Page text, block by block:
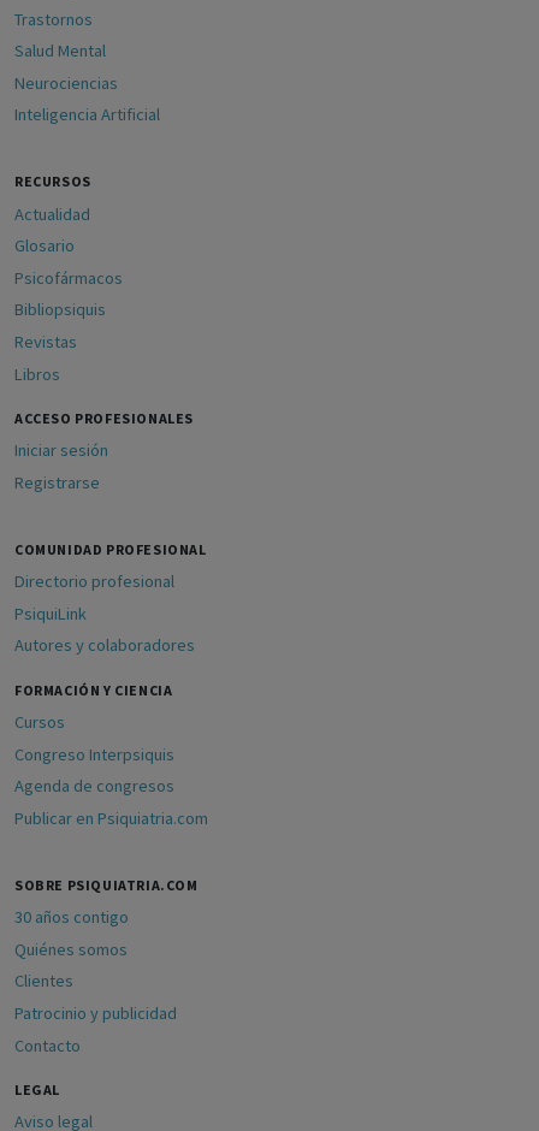
Trastornos
Salud Mental
Neurociencias
Inteligencia Artificial
RECURSOS
Actualidad
Glosario
Psicofármacos
Bibliopsiquis
Revistas
Libros
ACCESO PROFESIONALES
Iniciar sesión
Registrarse
COMUNIDAD PROFESIONAL
Directorio profesional
PsiquiLink
Autores y colaboradores
FORMACIÓN Y CIENCIA
Cursos
Congreso Interpsiquis
Agenda de congresos
Publicar en Psiquiatria.com
SOBRE PSIQUIATRIA.COM
30 años contigo
Quiénes somos
Clientes
Patrocinio y publicidad
Contacto
LEGAL
Aviso legal